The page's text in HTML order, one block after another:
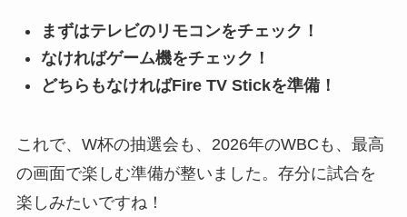
まずはテレビのリモコンをチェック！
なければゲーム機をチェック！
どちらもなければFire TV Stickを準備！
これで、W杯の抽選会も、2026年のWBCも、最高
の画面で楽しむ準備が整いました。存分に試合を
楽しみたいですね！